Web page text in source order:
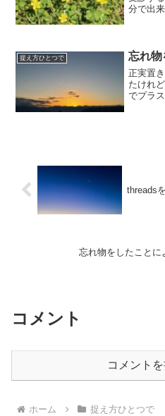
分で出
捉え方ひとつで 忘れ
正実置
たけれ
でプラ
threads
忘れ物をしたことに
コメント
コメント
ホーム 捉え方ひとつで